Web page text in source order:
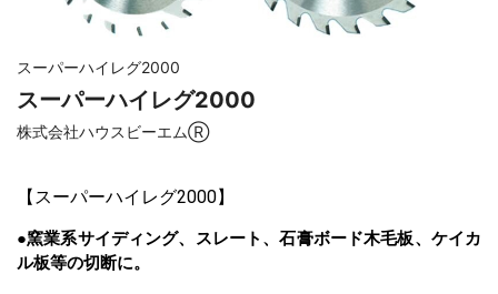
スーパーハイレグ2000
スーパーハイレグ2000
株式会社ハウスビーエムⓇ
【 スーパーハイレグ2000】
●窯業系サイディング、スレート、石膏ボード木毛板、ケイカ
ル板等の切断に。